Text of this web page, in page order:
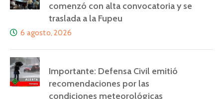
comenzó con alta convocatoria y se
traslada a la Fupeu
6 agosto, 2026
Importante: Defensa Civil emitió
recomendaciones por las
condiciones meteorológicas